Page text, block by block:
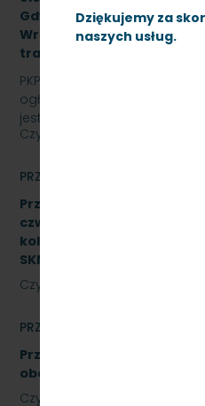
Dziękujemy za
naszych usług.
Gdynia Cisowa,Gdańsk
Wrzeszcz, Kościerzyna z
trakcję spalinową,
PKP SZYBKA KOLEJ MIEJSKA W
ogłasza przetarg
jest świadczenie usług
Czytaj dalej
PRZETARGI
Przetarg nieograniczony
czwartego poziomu
kolejowych obejmujący
SKMMU.086.46.22
Czytaj dalej
PRZETARGI
Przetarg nieograniczony
obejmującą trzy zadania.
Czytaj dalej